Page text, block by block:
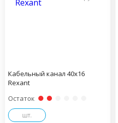
Кабельный канал 40х16
Rexant
Остаток
шт.